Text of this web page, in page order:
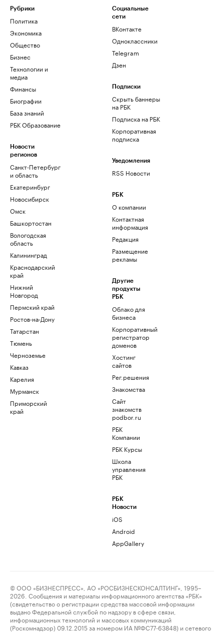
Рубрики
Политика
Экономика
Общество
Бизнес
Технологии и
медиа
Финансы
Биографии
База знаний
РБК Образование
Новости
регионов
Санкт-Петербург
и область
Екатеринбург
Новосибирск
Омск
Башкортостан
Вологодская
область
Калининград
Краснодарский
край
Нижний
Новгород
Пермский край
Ростов-на-Дону
Татарстан
Тюмень
Черноземье
Кавказ
Карелия
Мурманск
Приморский
край
Социальные
сети
ВКонтакте
Одноклассники
Telegram
Дзен
Подписки
Скрыть баннеры
на РБК
Подписка на РБК
Корпоративная
подписка
Уведомления
RSS Новости
РБК
О компании
Контактная
информация
Редакция
Размещение
рекламы
Другие
продукты
РБК
Облако для
бизнеса
Корпоративный
регистратор
доменов
Хостинг
сайтов
Рег.решения
Знакомства
Сайт
знакомств
podbor.ru
РБК
Компании
РБК Курсы
Школа
управления
РБК
РБК
Новости
iOS
Android
AppGallery
© ООО «БИЗНЕСПРЕСС», АО «РОСБИЗНЕСКОНСАЛТИНГ», 1995–
2026. Сообщения и материалы информационного агентства «РБК»
(свидетельство о регистрации средства массовой информации
выдано Федеральной службой по надзору в сфере связи,
информационных технологий и массовых коммуникаций
(Роскомнадзор) 09.12.2015 за номером ИА №ФС77-63848) и сетевого